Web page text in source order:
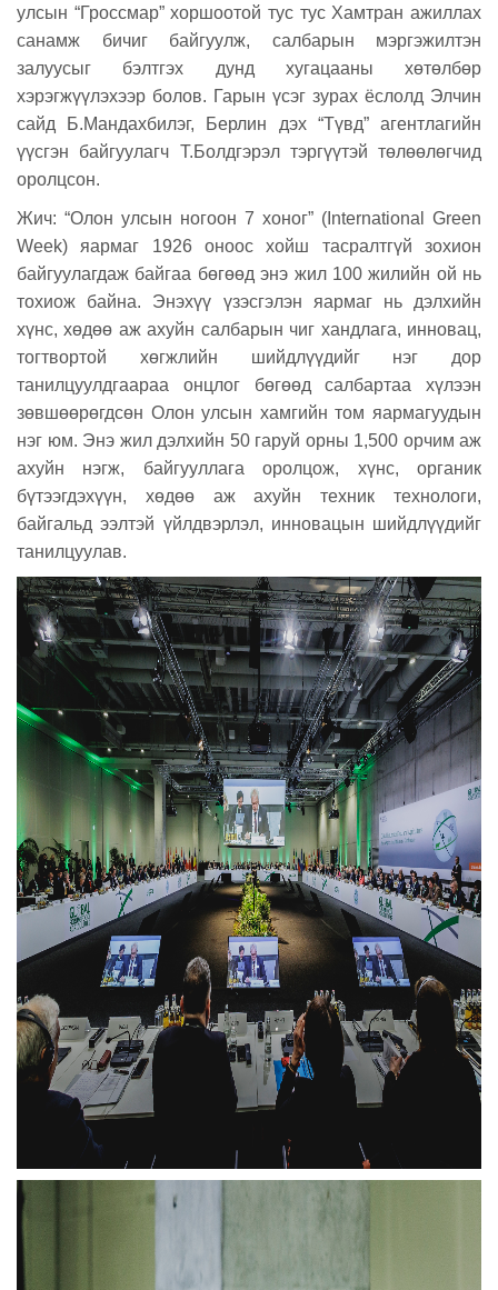
улсын “Гроссмар” хоршоотой тус тус Хамтран ажиллах
санамж бичиг байгуулж, салбарын мэргэжилтэн
залуусыг бэлтгэх дунд хугацааны хөтөлбөр
хэрэгжүүлэхээр болов. Гарын үсэг зурах ёслолд Элчин
сайд Б.Мандахбилэг, Берлин дэх “Түвд” агентлагийн
үүсгэн байгуулагч Т.Болдгэрэл тэргүүтэй төлөөлөгчид
оролцсон.
Жич: “Олон улсын ногоон 7 хоног” (International Green
Week) яармаг 1926 оноос хойш тасралтгүй зохион
байгуулагдаж байгаа бөгөөд энэ жил 100 жилийн ой нь
тохиож байна. Энэхүү үзэсгэлэн яармаг нь дэлхийн
хүнс, хөдөө аж ахуйн салбарын чиг хандлага, инновац,
тогтвортой хөгжлийн шийдлүүдийг нэг дор
танилцуулдгаараа онцлог бөгөөд салбартаа хүлээн
зөвшөөрөгдсөн Олон улсын хамгийн том яармагуудын
нэг юм. Энэ жил дэлхийн 50 гаруй орны 1,500 орчим аж
ахуйн нэгж, байгууллага оролцож, хүнс, органик
бүтээгдэхүүн, хөдөө аж ахуйн техник технологи,
байгальд ээлтэй үйлдвэрлэл, инновацын шийдлүүдийг
танилцуулав.